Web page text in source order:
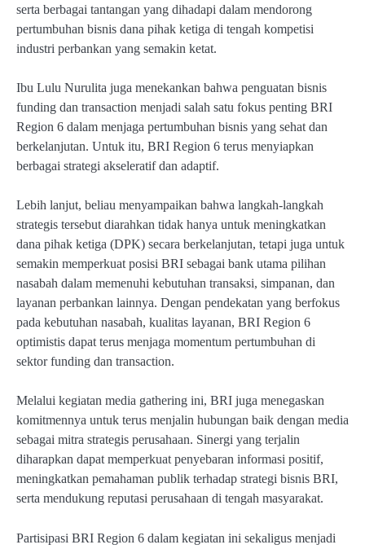
serta berbagai tantangan yang dihadapi dalam mendorong
pertumbuhan bisnis dana pihak ketiga di tengah kompetisi
industri perbankan yang semakin ketat.
Ibu Lulu Nurulita juga menekankan bahwa penguatan bisnis
funding dan transaction menjadi salah satu fokus penting BRI
Region 6 dalam menjaga pertumbuhan bisnis yang sehat dan
berkelanjutan. Untuk itu, BRI Region 6 terus menyiapkan
berbagai strategi akseleratif dan adaptif.
Lebih lanjut, beliau menyampaikan bahwa langkah-langkah
strategis tersebut diarahkan tidak hanya untuk meningkatkan
dana pihak ketiga (DPK) secara berkelanjutan, tetapi juga untuk
semakin memperkuat posisi BRI sebagai bank utama pilihan
nasabah dalam memenuhi kebutuhan transaksi, simpanan, dan
layanan perbankan lainnya. Dengan pendekatan yang berfokus
pada kebutuhan nasabah, kualitas layanan, BRI Region 6
optimistis dapat terus menjaga momentum pertumbuhan di
sektor funding dan transaction.
Melalui kegiatan media gathering ini, BRI juga menegaskan
komitmennya untuk terus menjalin hubungan baik dengan media
sebagai mitra strategis perusahaan. Sinergi yang terjalin
diharapkan dapat memperkuat penyebaran informasi positif,
meningkatkan pemahaman publik terhadap strategi bisnis BRI,
serta mendukung reputasi perusahaan di tengah masyarakat.
Partisipasi BRI Region 6 dalam kegiatan ini sekaligus menjadi